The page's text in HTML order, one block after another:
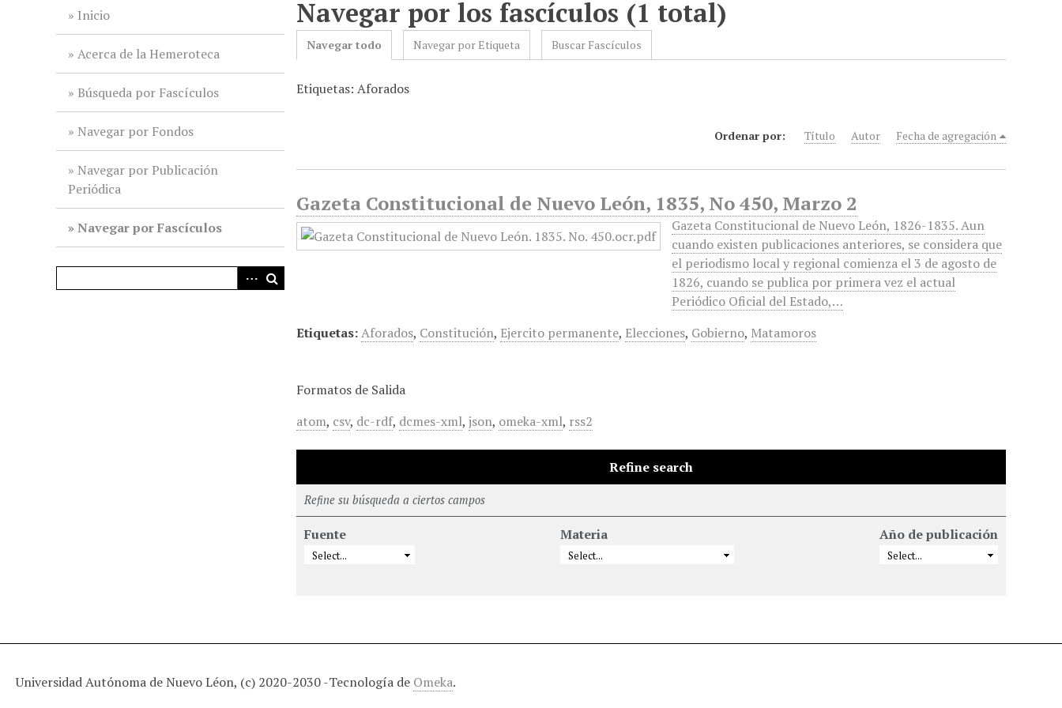
Inicio
Acerca de la Hemeroteca
Búsqueda por Fascículos
Navegar por Fondos
Navegar por Publicación
Periódica
Navegar por Fascículos
Navegar por los fascículos (1 total)
Navegar todo Navegar por Etiqueta Buscar Fascículos
Etiquetas: Aforados
Ordenar por: Título Autor Fecha de agregación
Gazeta Constitucional de Nuevo León, 1835, No 450, Marzo 2
Gazeta Constitucional de Nuevo León, 1826-1835. Aun
cuando existen publicaciones anteriores, se considera que
el periodismo local y regional comienza el 3 de agosto de
1826, cuando se publica por primera vez el actual
Periódico Oficial del Estado,…
Etiquetas:Aforados, Constitución, Ejercito permanente, Elecciones, Gobierno, Matamoros
Formatos de Salida
atom, csv, dc-rdf, dcmes-xml,json, omeka-xml, rss2
Refine search
Refine su búsqueda a ciertos campos
Fuente Materia Año de publicación
Universidad Autónoma de Nuevo Léon, (c) 2020-2030 -Tecnología de Omeka.